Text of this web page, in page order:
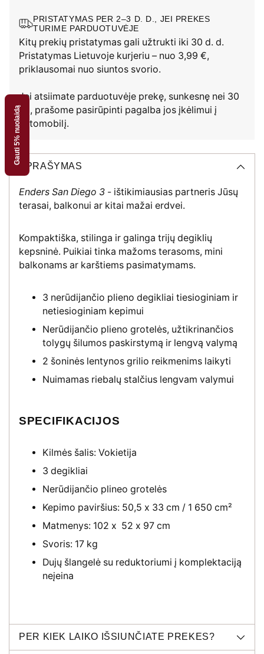
PRISTATYMAS PER 2–3 D. D., JEI PREKES
TURIME PARDUOTUVĖJE
Kitų prekių pristatymas gali užtrukti iki 30 d. d.
Pristatymas Lietuvoje kurjeriu – nuo 3,99 €,
priklausomai nuo siuntos svorio.
Jei atsiimate parduotuvėje prekę, sunkesnę nei 30
kg, prašome pasirūpinti pagalba jos įkėlimui į
automobilį.
APRAŠYMAS
Enders San Diego 3 - ištikimiausias partneris Jūsų
terasai, balkonui ar kitai mažai erdvei.
Kompaktiška, stilinga ir galinga trijų degiklių
kepsninė. Puikiai tinka mažoms terasoms, mini
balkonams ar karštiems pasimatymams.
3 nerūdijančio plieno degikliai tiesioginiam ir
netiesioginiam kepimui
Nerūdijančio plieno grotelės, užtikrinančios
tolygų šilumos paskirstymą ir lengvą valymą
2 šoninės lentynos grilio reikmenims laikyti
Nuimamas riebalų stalčius lengvam valymui
SPECIFIKACIJOS
Kilmės šalis: Vokietija
3 degikliai
Nerūdijančio plineo grotelės
Kepimo paviršius: 50,5 x 33 cm / 1 650 cm²
Matmenys: 102 x 52 x 97 cm
Svoris: 17 kg
Dujų šlangelė su reduktoriumi į komplektaciją
neįeina
PER KIEK LAIKO IŠSIUNČIATE PREKES?
Gauti 5% nuolaidą